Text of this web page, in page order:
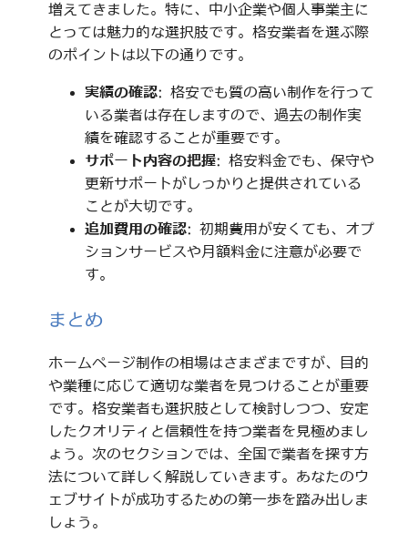
増えてきました。特に、中小企業や個人事業主に
とっては魅力的な選択肢です。格安業者を選ぶ際
のポイントは以下の通りです。
実績の確認: 格安でも質の高い制作を行って
いる業者は存在しますので、過去の制作実
績を確認することが重要です。
サポート内容の把握: 格安料金でも、保守や
更新サポートがしっかりと提供されている
ことが大切です。
追加費用の確認: 初期費用が安くても、オプ
ションサービスや月額料金に注意が必要で
す。
まとめ
ホームページ制作の相場はさまざまですが、目的
や業種に応じて適切な業者を見つけることが重要
です。格安業者も選択肢として検討しつつ、安定
したクオリティと信頼性を持つ業者を見極めまし
ょう。次のセクションでは、全国で業者を探す方
法について詳しく解説していきます。あなたのウ
ェブサイトが成功するための第一歩を踏み出しま
しょう。